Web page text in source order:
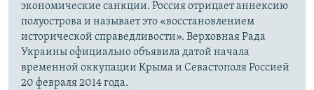
экономические санкции. Россия отрицает аннексию
полуострова и называет это «восстановлением
исторической справедливости». Верховная Рада
Украины официально объявила датой начала
временной оккупации Крыма и Севастополя Россией
20 февраля 2014 года.